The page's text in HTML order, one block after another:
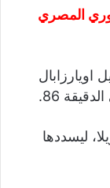
المصري
اويارزابال
86.
ليسددها